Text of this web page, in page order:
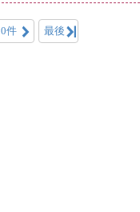
件 最後